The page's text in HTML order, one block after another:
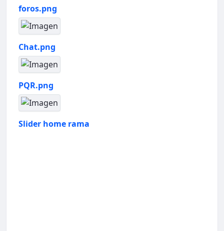
foros.png
Chat.png
PQR.png
Slider home rama